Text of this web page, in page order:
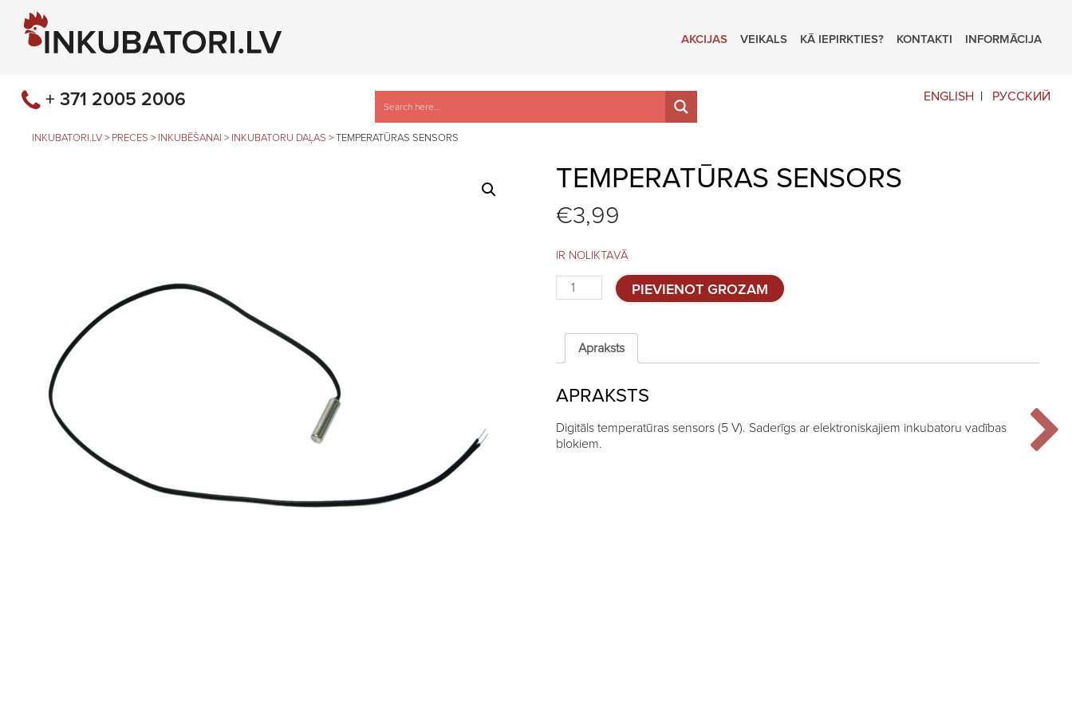
AKCIJAS VEIKALS KĀ IEPIRKTIES? KONTAKTI INFORMĀCIJA
ENGLISH РУССКИЙ
+ 371 2005 2006
INKUBATORI.LV > PRECES > INKUBĒŠANAI > INKUBATORU DAĻAS > TEMPERATŪRAS SENSORS
TEMPERATŪRAS SENSORS
€3,99
IR NOLIKTAVĀ
Temperatūras
sensors
PIEVIENOT GROZAM
Apraksts
APRAKSTS
Digitāls temperatūras sensors (5 V). Saderīgs ar elektroniskajiem inkubatoru vadības
blokiem.